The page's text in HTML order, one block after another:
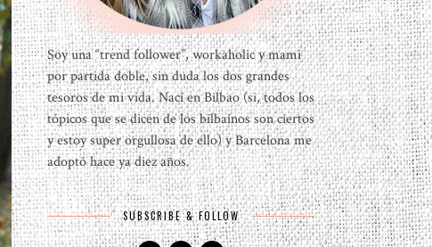
Soy una “trend follower”, workaholic y mami
por partida doble, sin duda los dos grandes
tesoros de mi vida. Nací en Bilbao (si, todos los
tópicos que se dicen de los bilbaínos son ciertos
y estoy super orgullosa de ello) y Barcelona me
adoptó hace ya diez años.
SUBSCRIBE & FOLLOW